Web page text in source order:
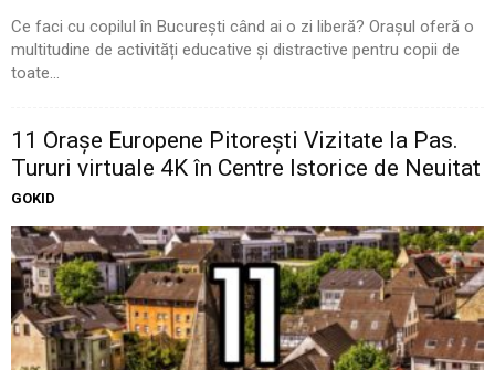
Ce faci cu copilul în București când ai o zi liberă? Orașul oferă o
multitudine de activități educative și distractive pentru copii de
toate...
11 Oraşe Europene Pitoreşti Vizitate la Pas.
Tururi virtuale 4K în Centre Istorice de Neuitat
GOKID